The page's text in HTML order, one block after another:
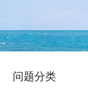
问题分类